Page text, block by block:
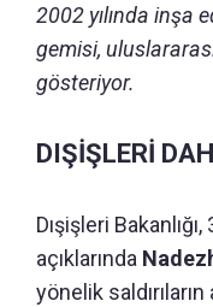
2002 yılında inşa
gemisi,
gösteriyor.
DIŞİŞLERİ
Dışişleri
açıklarında
yönelik saldırıların